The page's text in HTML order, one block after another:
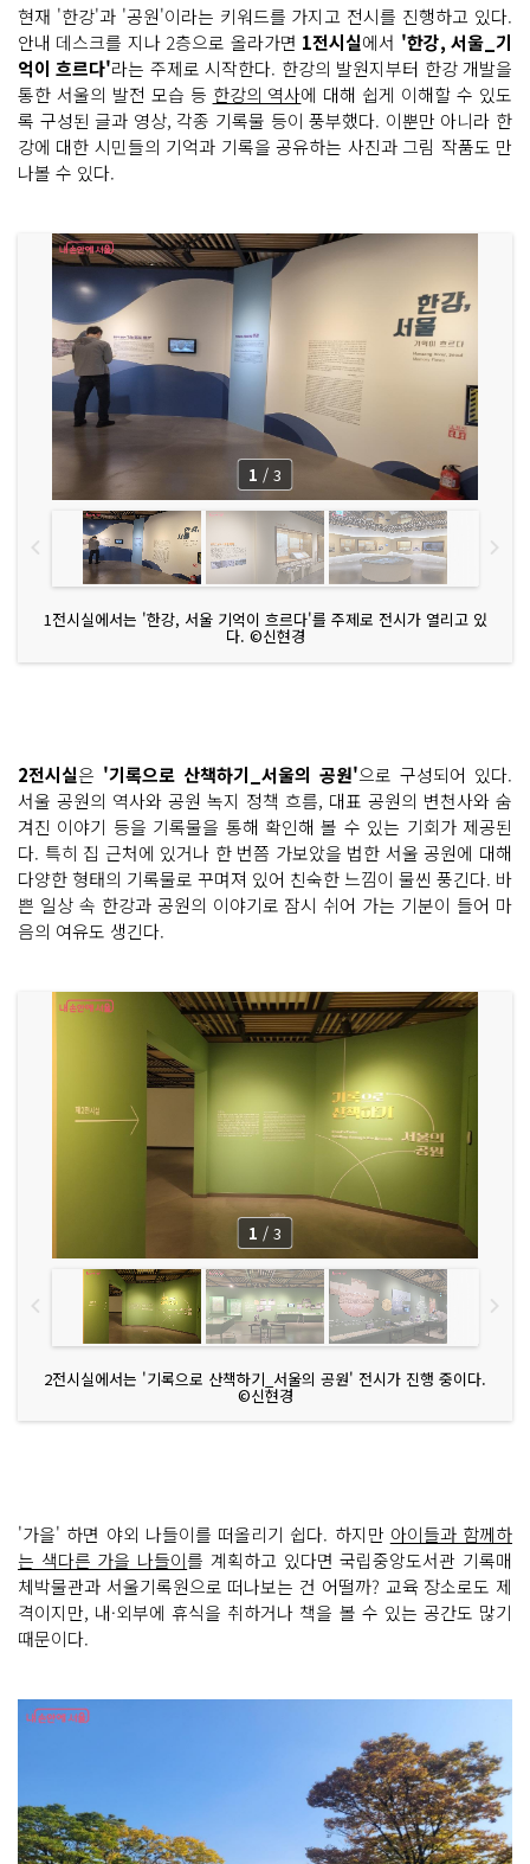
현재 '한강'과 '공원'이라는 키워드를 가지고 전시를 진행하고 있다.
안내 데스크를 지나 2층으로 올라가면 1전시실에서 '한강, 서울_기
억이 흐르다'라는 주제로 시작한다. 한강의 발원지부터 한강 개발을
통한 서울의 발전 모습 등 한강의 역사에 대해 쉽게 이해할 수 있도
록 구성된 글과 영상, 각종 기록물 등이 풍부했다. 이뿐만 아니라 한
강에 대한 시민들의 기억과 기록을 공유하는 사진과 그림 작품도 만
나볼 수 있다.
1전시실에서는 '한강, 서울 기억이 흐르다'를 주제로 전시가 열리고 있
다. ©신현경
1 / 3
2전시실은 '기록으로 산책하기_서울의 공원'으로 구성되어 있다.
서울 공원의 역사와 공원 녹지 정책 흐름, 대표 공원의 변천사와 숨
겨진 이야기 등을 기록물을 통해 확인해 볼 수 있는 기회가 제공된
다. 특히 집 근처에 있거나 한 번쯤 가보았을 법한 서울 공원에 대해
다양한 형태의 기록물로 꾸며져 있어 친숙한 느낌이 물씬 풍긴다. 바
쁜 일상 속 한강과 공원의 이야기로 잠시 쉬어 가는 기분이 들어 마
음의 여유도 생긴다.
2전시실에서는 '기록으로 산책하기_서울의 공원' 전시가 진행 중이다.
©신현경
1 / 3
'가을' 하면 야외 나들이를 떠올리기 쉽다. 하지만 아이들과 함께하
는 색다른 가을 나들이를 계획하고 있다면 국립중앙도서관 기록매
체박물관과 서울기록원으로 떠나보는 건 어떨까? 교육 장소로도 제
격이지만, 내·외부에 휴식을 취하거나 책을 볼 수 있는 공간도 많기
때문이다.